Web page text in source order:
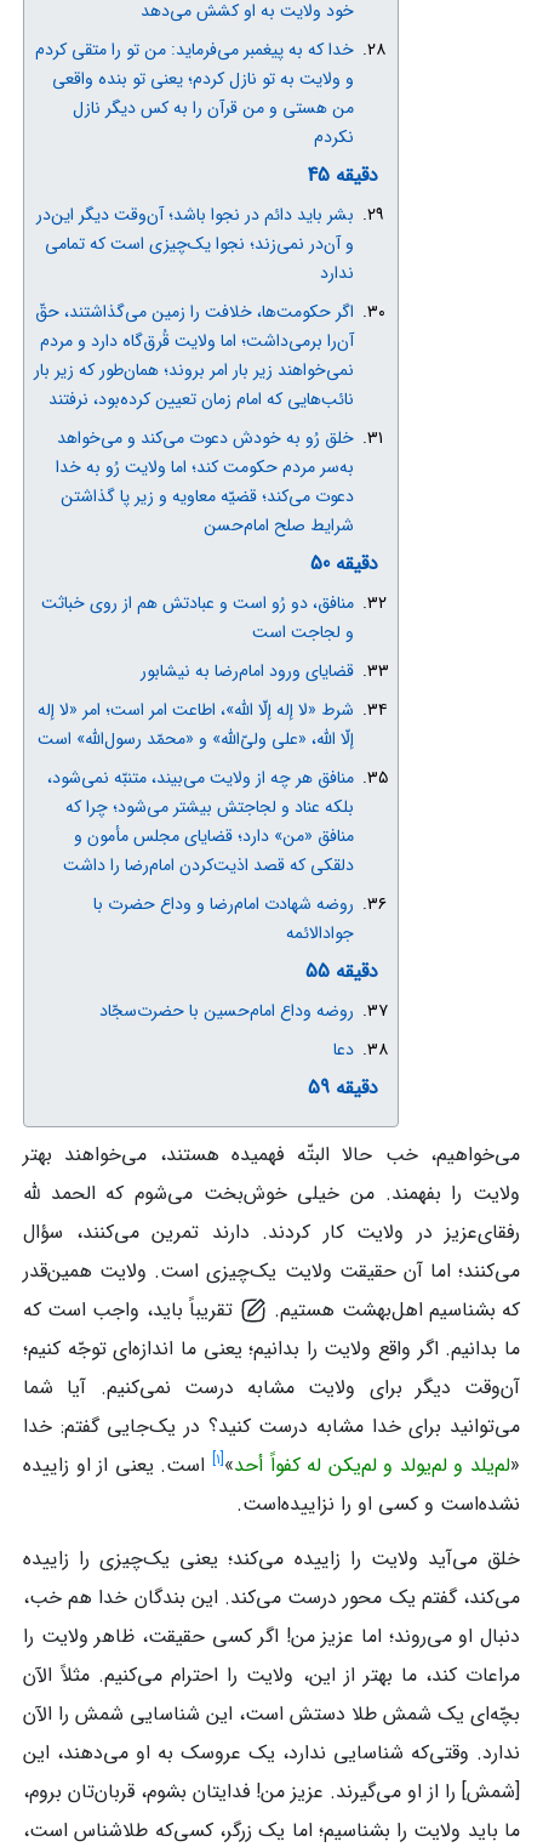
خود ولایت به او کشش می‌دهد
خدا که به پیغمبر می‌فرماید: من تو را متقی کردم
و ولایت به تو نازل کردم؛ یعنی تو بنده واقعی
من هستی و من قرآن را به کس دیگر نازل
نکردم
دقیقه 45
بشر باید دائم در نجوا باشد؛ آن‌وقت دیگر این‌در
و آن‌در نمی‌زند؛ نجوا یک‌چیزی است که تمامی
ندارد
اگر حکومت‌ها، خلافت را زمین می‌گذاشتند، حقّ
آن‌را برمی‌داشت؛ اما ولایت قُرق‌گاه دارد و مردم
نمی‌خواهند زیر بار امر بروند؛ همان‌طور که زیر بار
نائب‌هایی که امام‌ زمان تعیین کرده‌بود، نرفتند
خلق رُو به خودش دعوت می‌کند و می‌خواهد
به‌سر مردم حکومت کند؛ اما ولایت رُو به خدا
دعوت می‌کند؛ قضیّه معاویه و زیر پا گذاشتن
شرایط صلح امام‌حسن
دقیقه 50
منافق، دو رُو است و عبادتش هم از روی خباثت
و لجاجت است
قضایای ورود امام‌رضا به نیشابور
شرط «لا إله إلّا الله»، اطاعت امر است؛ امر «لا إله
إلّا الله، «علی ولیّ‌الله» و «محمّد رسول‌الله» است
منافق هر چه از ولایت می‌بیند، متنبّه نمی‌شود،
بلکه عناد و لجاجتش بیشتر می‌شود؛ چرا که
منافق «من» دارد؛ قضایای مجلس مأمون و
دلقکی که قصد اذیت‌کردن امام‌رضا را داشت
روضه شهادت امام‌رضا و وداع حضرت با
جوادالائمه
دقیقه 55
روضه وداع امام‌حسین با حضرت‌سجّاد
دعا
دقیقه 59
می‌خواهیم، خب حالا البتّه فهمیده هستند، می‌خواهند بهتر
ولایت را بفهمند. من خیلی خوش‌بخت می‌شوم که الحمد لله
رفقای‌عزیز در ولایت کار کردند. دارند تمرین می‌کنند، سؤال
می‌کنند؛ اما آن حقیقت ولایت یک‌چیزی است. ولایت همین‌قدر
که بشناسیم اهل‌بهشت هستیم.
تقریباً باید، واجب است که
ما بدانیم. اگر واقع ولایت را بدانیم؛ یعنی ما اندازه‌ای توجّه کنیم؛
آن‌وقت دیگر برای ولایت مشابه درست نمی‌کنیم. آیا شما
می‌توانید برای خدا مشابه درست کنید؟ در یک‌جایی گفتم: خدا
«لم‌یلد و لم‌یولد و لم‌یکن له کفواً أحد»
[۱] است. یعنی از او زاییده
نشده‌است و کسی او را نزاییده‌است.
خلق می‌آید ولایت را زاییده می‌کند؛ یعنی یک‌چیزی را زاییده
می‌کند، گفتم یک محور درست می‌کند. این بندگان خدا هم خب،
دنبال او می‌روند؛ اما عزیز من! اگر کسی حقیقت، ظاهر ولایت را
مراعات کند، ما بهتر از این، ولایت را احترام می‌کنیم. مثلاً الآن
بچّه‌ای یک شمش طلا دستش است، این شناسایی شمش را الآن
ندارد. وقتی‌که شناسایی ندارد، یک عروسک به او می‌دهند، این
[شمش] را از او می‌گیرند. عزیز من! فدایتان بشوم، قربان‌تان بروم،
ما باید ولایت را بشناسیم؛ اما یک زرگر، کسی‌که طلاشناس است،